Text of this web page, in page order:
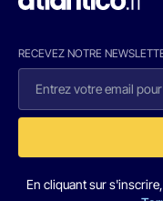
RECEVEZ NOTRE
En cliquant sur